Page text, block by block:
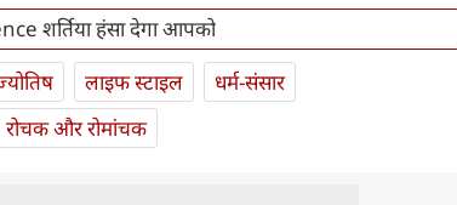
शर्तिया हंसा देगा आपको
लाइफ स्‍टाइल
धर्म-संसार
रोचक और रोमांचक